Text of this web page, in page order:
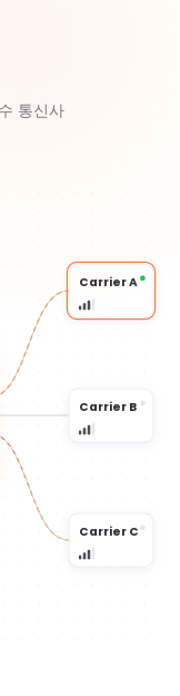
통신사
Carrier A
Carrier B
Carrier C